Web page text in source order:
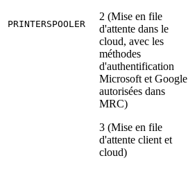
PRINTERSPOOLER
2 (Mise en file
d'attente dans le
cloud, avec les
méthodes
d'authentification
Microsoft et Google
autorisées dans
MRC)
3 (Mise en file
d'attente client et
cloud)